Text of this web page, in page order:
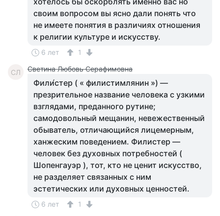
своим вопросом вы ясно дали понять что
не имеете понятия в различиях отношения
к религии культуре и искусству.
6 лет 1
СЛ Светина Любовь Серафимовна
Фили́стер ( « филистимлянин ») —
презрительное название человека с узкими
взглядами, преданного рутине;
самодовольный мещанин, невежественный
обыватель, отличающийся лицемерным,
ханжеским поведением. Филистер —
человек без духовных потребностей (
Шопенгауэр ), тот, кто не ценит искусство,
не разделяет связанных с ним
эстетических или духовных ценностей.
6 лет 1